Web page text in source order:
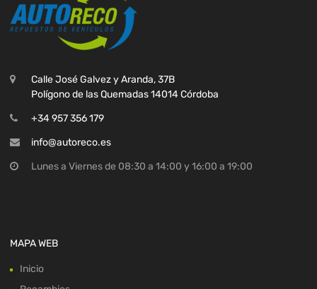
Calle José Galvez y Aranda, 37B
Polígono de las Quemadas 14014 Córdoba
+34 957 356 179
info@autoreco.es
Lunes a Viernes de 08:30 a 14:00 y 16:00 a 19:00
MAPA WEB
Inicio